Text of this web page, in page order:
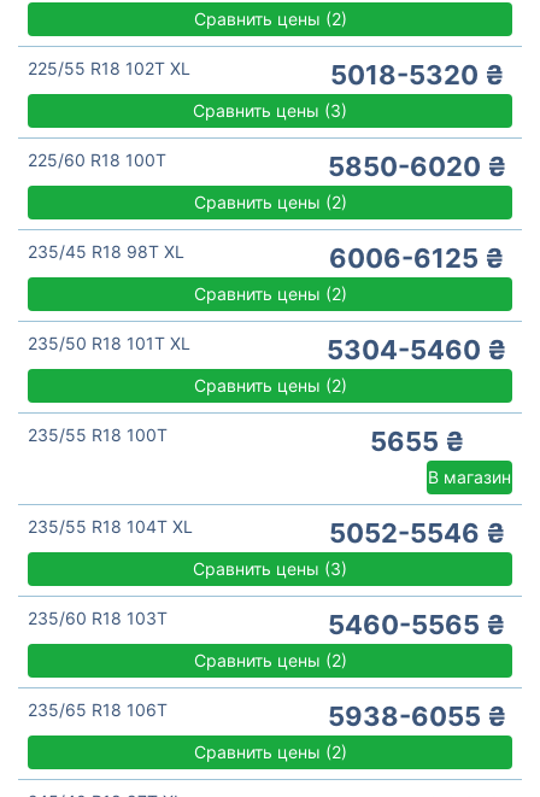
Сравнить цены (2)
225/55 R18 102T XL 5018-5320 ₴
Сравнить цены (3)
225/60 R18 100T 5850-6020 ₴
Сравнить цены (2)
235/45 R18 98T XL 6006-6125 ₴
Сравнить цены (2)
235/50 R18 101T XL 5304-5460 ₴
Сравнить цены (2)
235/55 R18 100T 5655 ₴
В магазин
235/55 R18 104T XL 5052-5546 ₴
Сравнить цены (3)
235/60 R18 103T 5460-5565 ₴
Сравнить цены (2)
235/65 R18 106T 5938-6055 ₴
Сравнить цены (2)